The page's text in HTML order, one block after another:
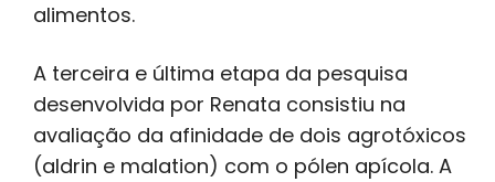
alimentos.
A terceira e última etapa da pesquisa
desenvolvida por Renata consistiu na
avaliação da afinidade de dois agrotóxicos
(aldrin e malation) com o pólen apícola. A